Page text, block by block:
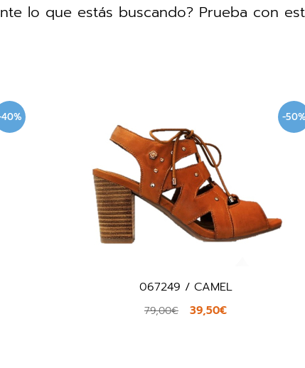
lo que estás buscando? Prueba con
067249 / CAMEL
39,50€